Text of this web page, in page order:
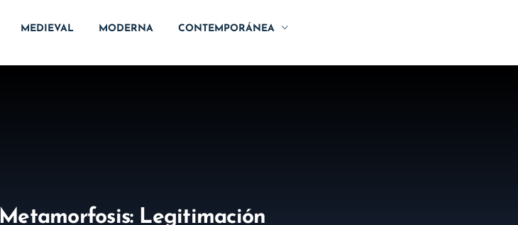
MEDIEVAL MODERNA CONTEMPORÁNEA
Legitimación